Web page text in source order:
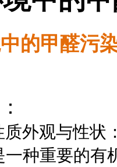
的甲醛污
外观与性状
一种重要的有